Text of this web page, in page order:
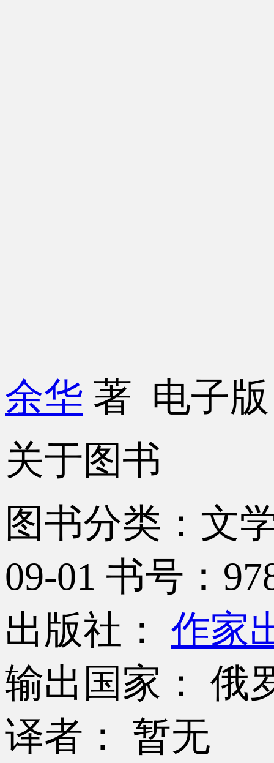
余华 著 电子
关于图书
图书分类：文
09-01 书号：
出版社： 作家
输出国家： 俄
译者： 暂无